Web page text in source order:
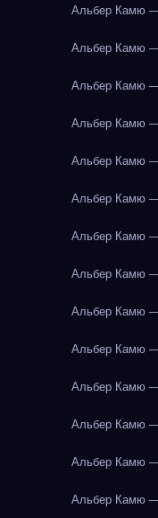
Альбер Камю
Альбер Камю
Альбер Камю
Альбер Камю
Альбер Камю
Альбер Камю
Альбер Камю
Альбер Камю
Альбер Камю
Альбер Камю
Альбер Камю
Альбер Камю
Альбер Камю
Альбер Камю